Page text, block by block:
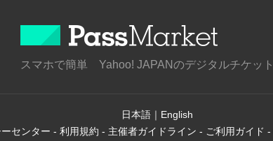
スマホで簡単 Yahoo! JAPANのデジタルチケット
日本語 ｜ English
センター - 利用規約 - 主催者ガイドライン - ご利用ガイド -